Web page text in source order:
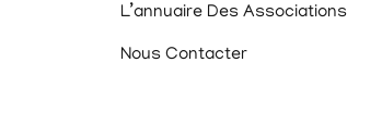
L’annuaire Des Associations
Nous Contacter